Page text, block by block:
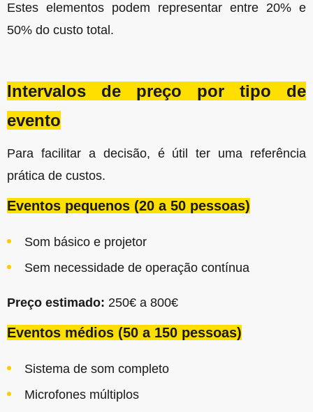
Estes elementos podem representar entre 20% e
50% do custo total.
Intervalos de preço por tipo de
evento
Para facilitar a decisão, é útil ter uma referência
prática de custos.
Eventos pequenos (20 a 50 pessoas)
Som básico e projetor
Sem necessidade de operação contínua
Preço estimado: 250€ a 800€
Eventos médios (50 a 150 pessoas)
Sistema de som completo
Microfones múltiplos